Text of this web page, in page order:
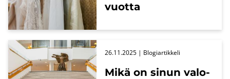
vuot­ta
Mikä on sinun va­lo­
26.11.2025 | Blo­giar­tik­ke­li